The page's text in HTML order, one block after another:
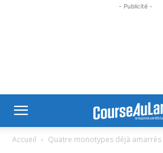
- Publicité -
Accueil Quatre monotypes déjà amarrés